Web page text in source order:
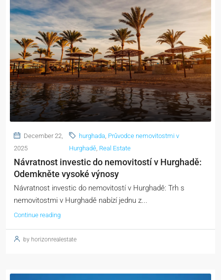
December 22,
2025
hurghada Průvodce nemovitostmi v
Hurghadě Real Estate
Návratnost investic do nemovitostí v Hurghadě:
Odemkněte vysoké výnosy
Návratnost investic do nemovitostí v Hurghadě: Trh s
nemovitostmi v Hurghadě nabízí jednu z...
Continue reading
by horizonrealestate